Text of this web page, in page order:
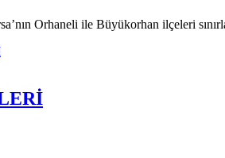
Orhaneli ile Büyükorhan ilçeleri